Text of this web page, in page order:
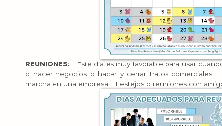
REUNIONES:
Este día es muy favorable para usar
o hacer negocios o hacer y cerrar tratos comerciales.
marcha en una empresa. Festejos o reuniones con